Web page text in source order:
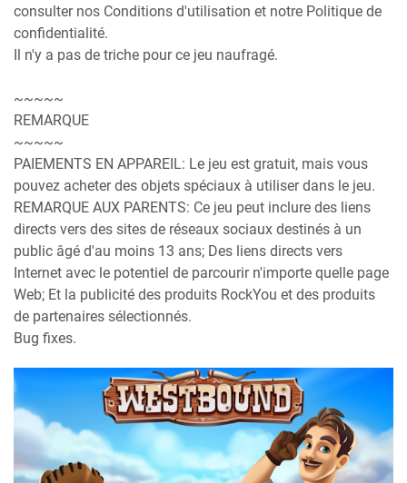
consulter nos Conditions d'utilisation et notre Politique de
confidentialité.
Il n'y a pas de triche pour ce jeu naufragé.
~~~~~
REMARQUE
~~~~~
PAIEMENTS EN APPAREIL: Le jeu est gratuit, mais vous
pouvez acheter des objets spéciaux à utiliser dans le jeu.
REMARQUE AUX PARENTS: Ce jeu peut inclure des liens
directs vers des sites de réseaux sociaux destinés à un
public âgé d'au moins 13 ans; Des liens directs vers
Internet avec le potentiel de parcourir n'importe quelle page
Web; Et la publicité des produits RockYou et des produits
de partenaires sélectionnés.
Bug fixes.